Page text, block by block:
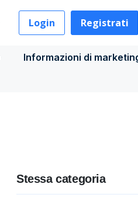
Login Registrati
Informazioni di
Stessa categoria